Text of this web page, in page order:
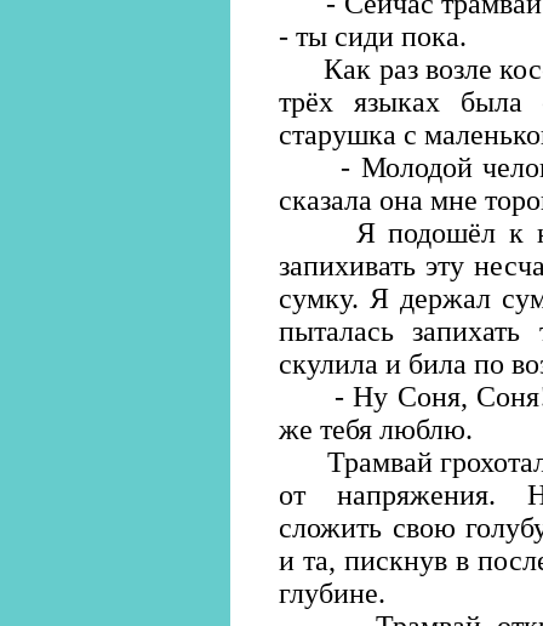
- ты сиди пока.
Как раз возле
трёх языках была
старушка с
- Молодой
сказала она мне
Я подошёл к
запихивать эту
сумку. Я держал
пыталась
скулила и била по
- Ну Соня, Соня! -
же тебя люблю.
Трамвай
от напряжения.
сложить свою
и та, пискнув в
глубине.